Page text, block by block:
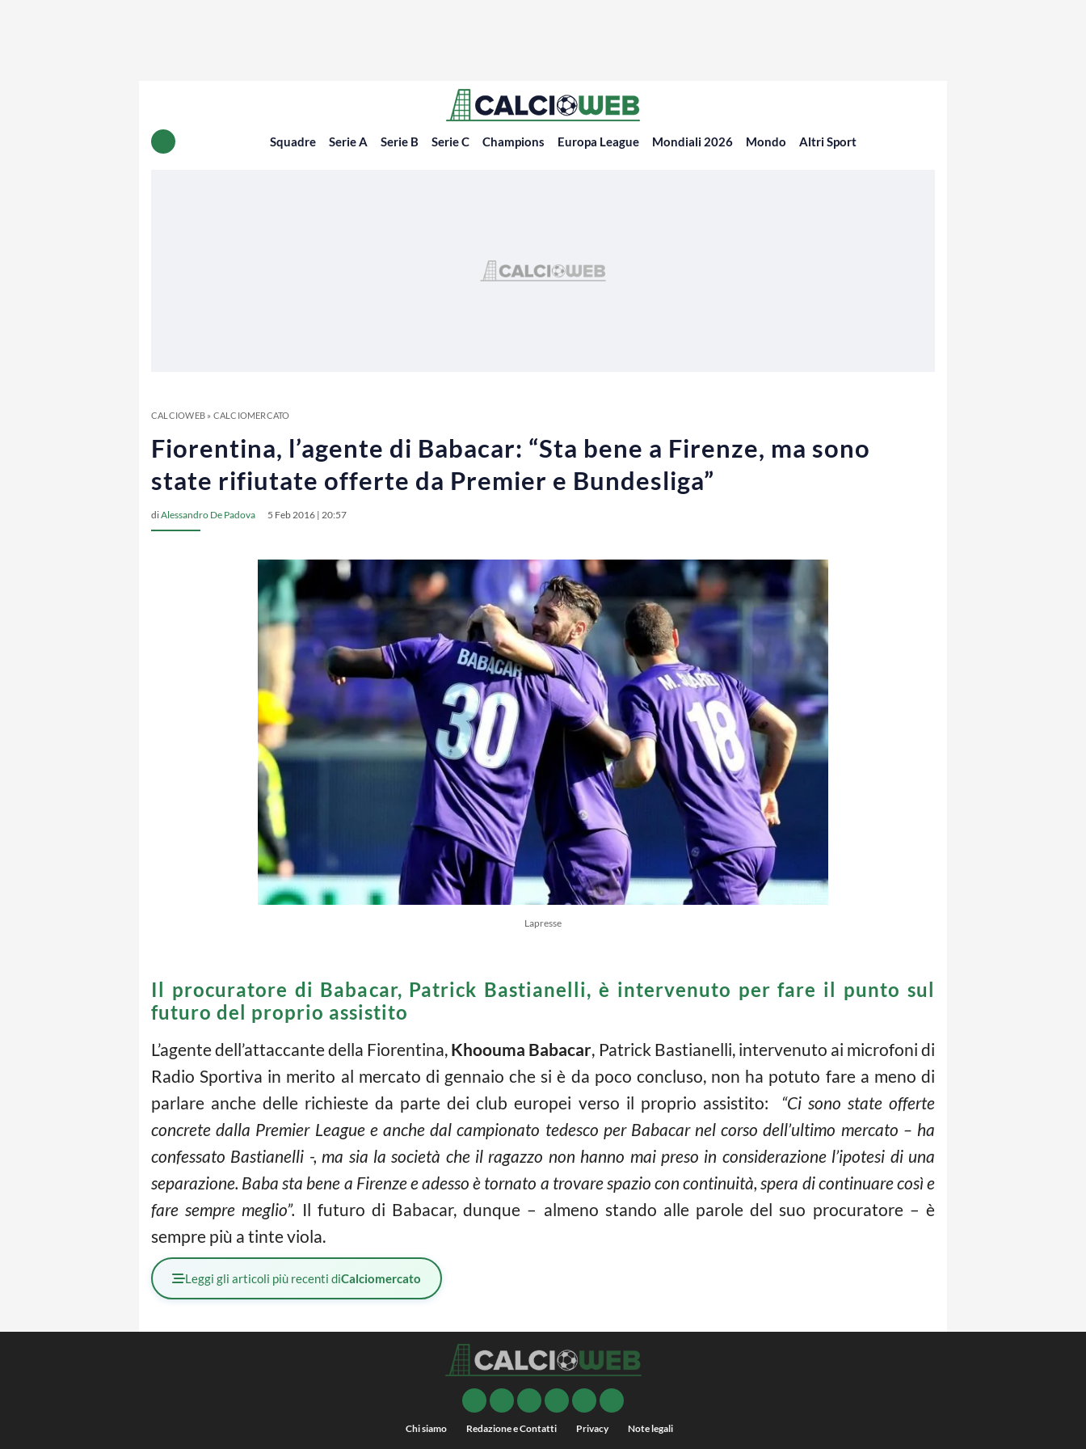
Squadre Serie A Serie B Serie C Champions Europa League Mondiali 2026 Mondo Altri Sport
CALCIOWEB» CALCIOMERCATO
Fiorentina, l’agente di Babacar: “Sta bene a Firenze, ma sono
state rifiutate offerte da Premier e Bundesliga”
diAlessandro De Padova 5 Feb 2016 | 20:57
Lapresse
Il procuratore di Babacar, Patrick Bastianelli, è intervenuto per fare il punto sul
futuro del proprio assistito
L’agente dell’attaccante della Fiorentina, Khoouma Babacar, Patrick Bastianelli, intervenuto ai microfoni di
Radio Sportiva in merito al mercato di gennaio che si è da poco concluso, non ha potuto fare a meno di
parlare anche delle richieste da parte dei club europei verso il proprio assistito:
“Ci sono state offerte
concrete dalla Premier League e anche dal campionato tedesco per Babacar nel corso dell’ultimo mercato – ha
confessato Bastianelli -, ma sia la società che il ragazzo non hanno mai preso in considerazione l’ipotesi di una
separazione. Baba sta bene a Firenze e adesso è tornato a trovare spazio con continuità, spera di continuare così e
fare sempre meglio”. Il futuro di Babacar, dunque – almeno stando alle parole del suo procuratore – è
sempre più a tinte viola.
Leggi gli articoli più recenti diCalciomercato
Chi siamo Redazione e Contatti Privacy Note legali